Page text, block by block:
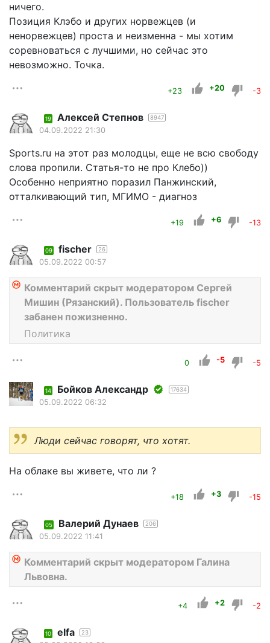
ничего.
Позиция Клэбо и других норвежцев (и
ненорвежцев) проста и неизменна - мы хотим
соревноваться с лучшими, но сейчас это
невозможно. Точка.
+23 +20 -3
19 Алексей Степнов 8947
04.09.2022 21:30
Sports.ru на этот раз молодцы, еще не всю свободу
слова пропили. Статья-то не про Клебо))
Особенно неприятно поразил Панжинский,
отталкивающий тип, МГИМО - диагноз
+19 +6 -13
09 fischer 26
05.09.2022 00:57
Комментарий скрыт модератором Сергей
Мишин (Рязанский). Пользователь fischer
забанен пожизненно.
Политика
0 -5 -5
14 Бойков Александр 17634
05.09.2022 06:32
Люди сейчас говорят, что хотят.
На облаке вы живете, что ли ?
+18 +3 -15
05 Валерий Дунаев 206
05.09.2022 11:41
Комментарий скрыт модератором Галина
Львовна.
+4 +2 -2
10 elfa 23